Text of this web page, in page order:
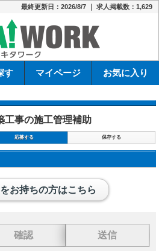
最終更新日：2026/8/7 ｜ 求人掲載数：1,629
す マイページ お気に入り
工事の施工管理補助
応募する 保存する
お持ちの方はこちら
確認 送信